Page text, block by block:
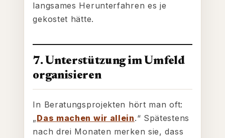
langsames Herunterfahren es je
gekostet hätte.
7. Unterstützung im Umfeld
organisieren
In Beratungsprojekten hört man oft:
„Das machen wir allein.“ Spätestens
nach drei Monaten merken sie, dass